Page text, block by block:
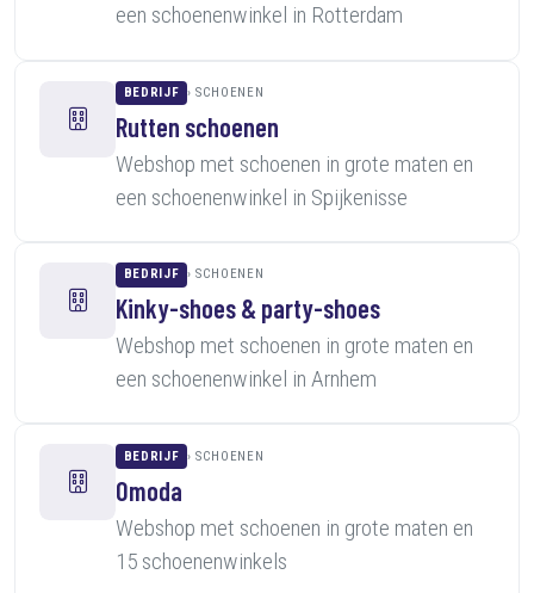
een schoenenwinkel in Rotterdam
BEDRIJF SCHOENEN
Rutten schoenen
Webshop met schoenen in grote maten en
een schoenenwinkel in Spijkenisse
BEDRIJF SCHOENEN
Kinky-shoes & party-shoes
Webshop met schoenen in grote maten en
een schoenenwinkel in Arnhem
BEDRIJF SCHOENEN
Omoda
Webshop met schoenen in grote maten en
15 schoenenwinkels